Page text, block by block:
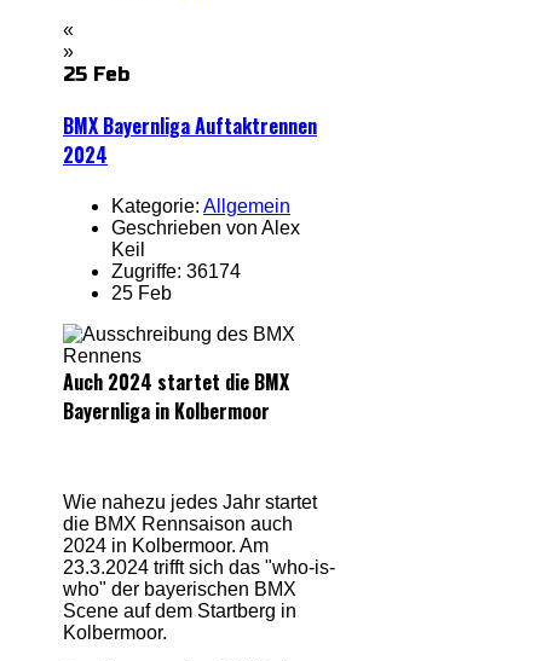
«
»
25 Feb
BMX Bayernliga Auftaktrennen
2024
Kategorie: Allgemein
Geschrieben von Alex
Keil
Zugriffe: 36174
25 Feb
Auch 2024 startet die BMX
Bayernliga in Kolbermoor
Wie nahezu jedes Jahr startet
die BMX Rennsaison auch
2024 in Kolbermoor. Am
23.3.2024 trifft sich das "who-is-
who" der bayerischen BMX
Scene auf dem Startberg in
Kolbermoor.